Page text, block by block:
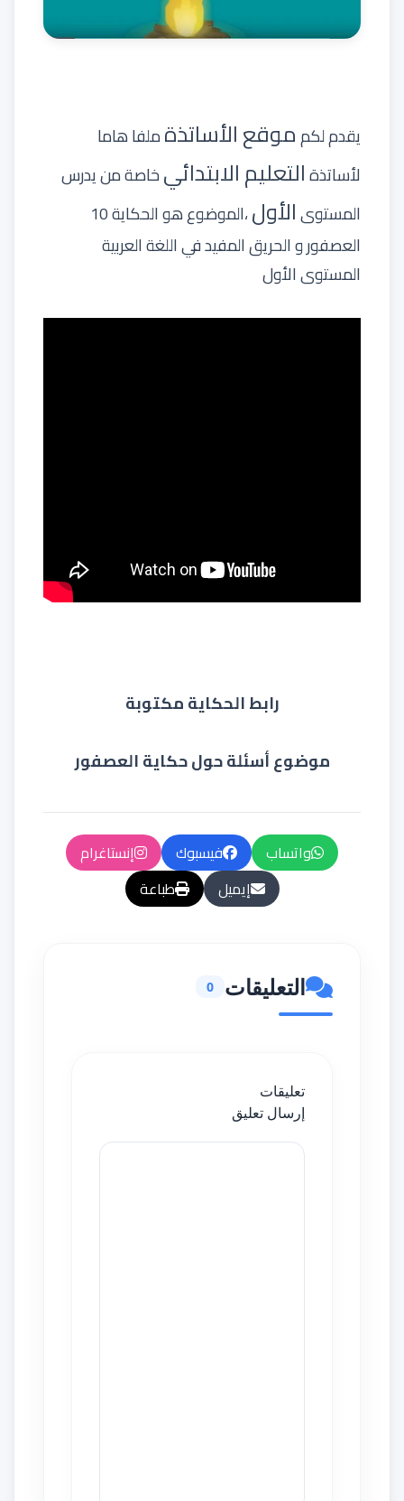
يقدم لكمموقع الأساتذةملفا هاما
لأساتذةالتعليم الابتدائيخاصة من يدرس
المستوىالأول
،الموضوع هو الحكاية 10
العصفور و الحريق المفيد في اللغة العربية
المستوى الأول
رابط الحكاية مكتوبة
موضوع أسئلة حول حكاية العصفور
واتساب فيسبوك
إنستاغرام
إيميل
طباعة
التعليقات 0
تعليقات
إرسال تعليق